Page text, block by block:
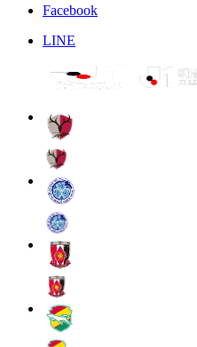
Facebook
LINE